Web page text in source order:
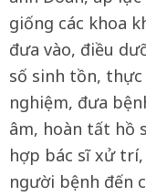
giống các khoa
đưa vào, điều
số sinh tồn,
nghiệm, đưa
âm, hoàn tất hồ
hợp bác sĩ xử
người bệnh đến